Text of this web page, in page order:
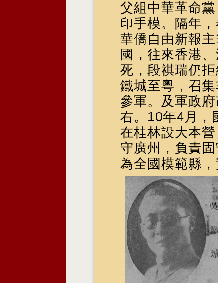
父組中華革命
印手模。隔年
華僑自由新報
國，往來香港
死，段祺瑞仍
鐵城至粵，召
參軍。及軍政
右。10年4月，
在桂林設大本
守廣州，負責
為全國模範縣